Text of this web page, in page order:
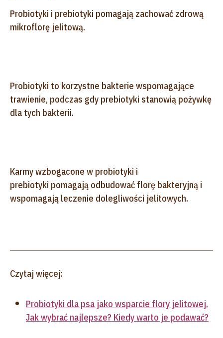
Probiotyki i prebiotyki pomagają zachować zdrową
mikroflorę jelitową.
Probiotyki to korzystne bakterie wspomagające
trawienie, podczas gdy prebiotyki stanowią pożywkę
dla tych bakterii.
Karmy wzbogacone w probiotyki i
prebiotyki pomagają odbudować florę bakteryjną i
wspomagają leczenie dolegliwości jelitowych.
Czytaj więcej:
Probiotyki dla psa jako wsparcie flory jelitowej.
Jak wybrać najlepsze? Kiedy warto je podawać?